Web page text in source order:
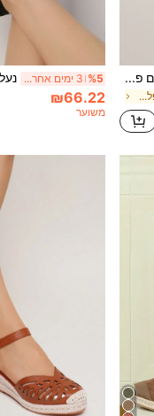
אופנה נשים מזדמנים חופשה ארוגים פלטפורמה סנדלי טריז
ב אלגנטי נשים טריזים & פלטפורמה
%5 3 ימים אחרונים
₪66.22
משוער